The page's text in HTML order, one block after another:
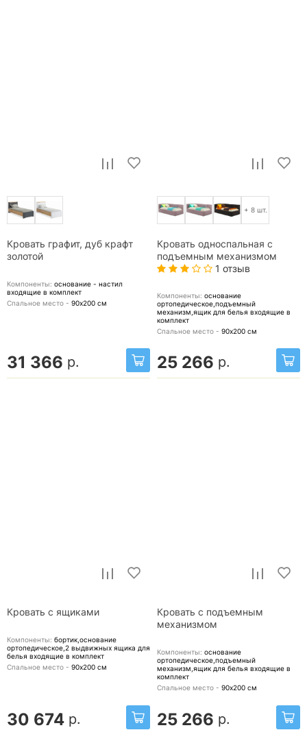
Кровать графит, дуб крафт
золотой
Компоненты: основание - настил
входящие в комплект
Спальное место - 90х200 см
31 366 р.
+ 8 шт.
Кровать односпальная с
подъемным механизмом
1 отзыв
Компоненты: основание
ортопедическое,подъемный
механизм,ящик для белья входящие в
комплект
Спальное место - 90х200 см
25 266 р.
Кровать с ящиками
Компоненты: бортик,основание
ортопедическое,2 выдвижных ящика для
белья входящие в комплект
Спальное место - 90х200 см
30 674 р.
Кровать с подъемным
механизмом
Компоненты: основание
ортопедическое,подъемный
механизм,ящик для белья входящие в
комплект
Спальное место - 90х200 см
25 266 р.